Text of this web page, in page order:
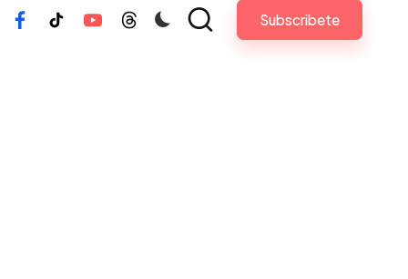
FacebookTiktokYoutubeThreads Subscribete